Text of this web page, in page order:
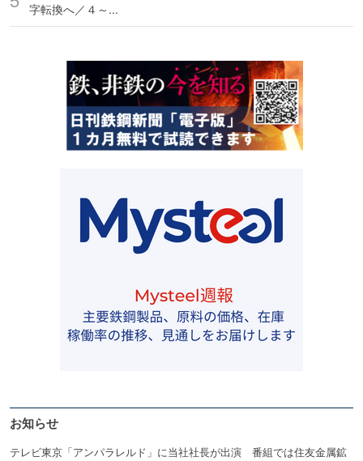
字転換へ／４～...
お知らせ
テレビ東京「アンパラレルド」に当社社長が出演 番組では住友金属鉱